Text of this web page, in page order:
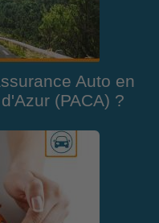
Auto en
(PACA) ?